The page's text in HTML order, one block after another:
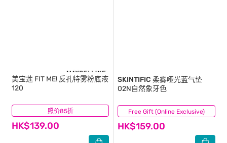
照价85折
美宝莲 FIT ME! 反孔特雾粉底液
120
HK$139.00
(0) Free Gift (Online Exclusive)
SKINTIFIC 柔雾哑光蓝气垫
02N自然象牙色
HK$159.00
(3)